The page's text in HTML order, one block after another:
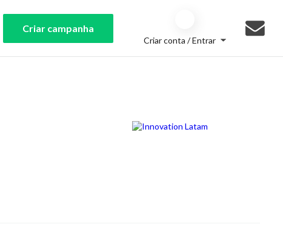
Criar campanha
Criar conta / Entrar